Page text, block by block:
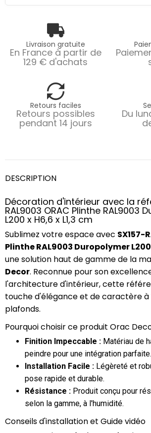
Livraison gratuite
En France à partir de
129 € d'achats
Retours faciles
Retours possibles
pendant 14 jours
Du
DESCRIPTION
Décoration d'intérieur avec la
RAL9003 ORAC Plinthe RAL9003
L200 x H6,6 x L1,3 cm
Sublimez votre espace avec SX157-
Plinthe RAL9003 Duropolymer L200
une solution haut de gamme de la
Decor. Reconnue pour son
l'architecture d'intérieur, cette
touche d'élégance et de caractère à
plafonds.
Pourquoi choisir ce produit Orac
Finition Impeccable : Matériau de
peindre pour une intégration parfaite.
Installation Facile : Légèreté et
pose rapide et durable.
Résistance : Produit conçu pour
selon la gamme, à l'humidité.
Conseils d'installation et Guide vidéo